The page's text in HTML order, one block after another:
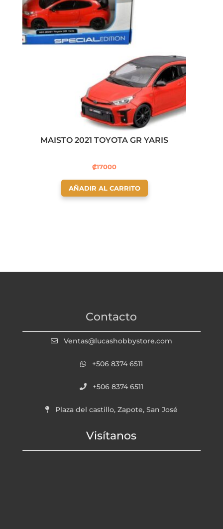
MAISTO 2021 TOYOTA GR YARIS
₡17000
AÑADIR AL CARRITO
Contacto
Ventas@lucashobbystore.com
+506 8374 6511
+506 8374 6511
Plaza del castillo, Zapote, San José
Visítanos